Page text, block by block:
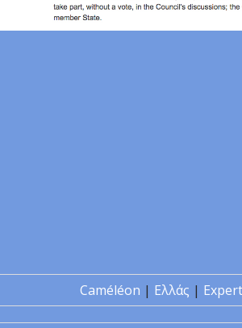
Caméléon | Ελλάς | Expert